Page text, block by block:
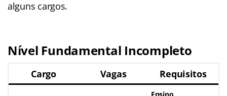
alguns cargos.
Nível Fundamental Incompleto
Cargo Vagas Requisitos
Ensino